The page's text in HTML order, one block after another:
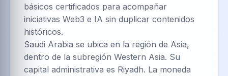
básicos certificados para acompañar
iniciativas Web3 e IA sin duplicar contenidos
históricos.
Saudi Arabia se ubica en la región de Asia,
dentro de la subregión Western Asia. Su
capital administrativa es Riyadh. La moneda